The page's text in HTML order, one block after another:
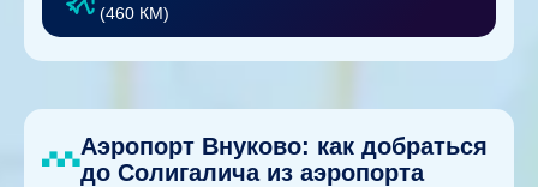
(460 КМ)
Аэропорт Внуково: как добраться
до Солигалича из аэропорта